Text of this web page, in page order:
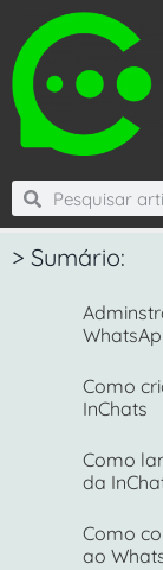
> Sumário:
Como
InChats
Como
da
Como
ao